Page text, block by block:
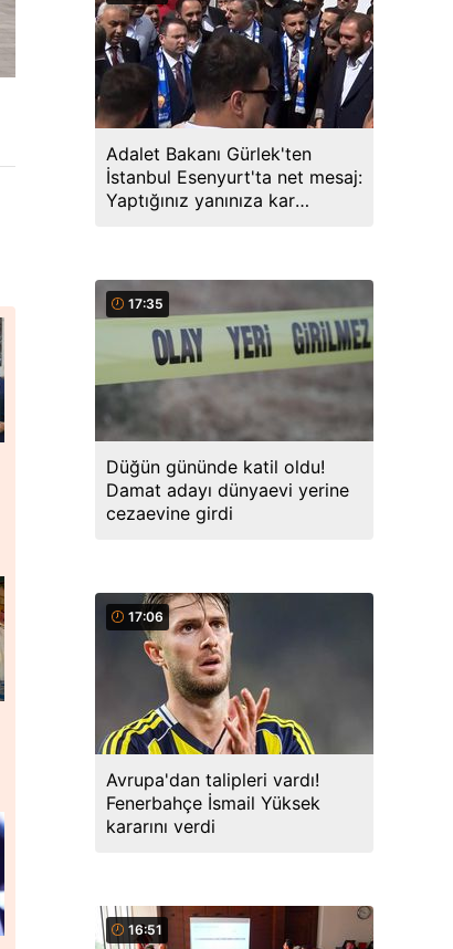
Adalet Bakanı Gürlek'ten
İstanbul Esenyurt'ta net mesaj:
Yaptığınız yanınıza kar
17:35
Düğün gününde katil oldu!
Damat adayı dünyaevi yerine
cezaevine girdi
17:06
Avrupa'dan talipleri vardı!
Fenerbahçe İsmail Yüksek
kararını verdi
16:51